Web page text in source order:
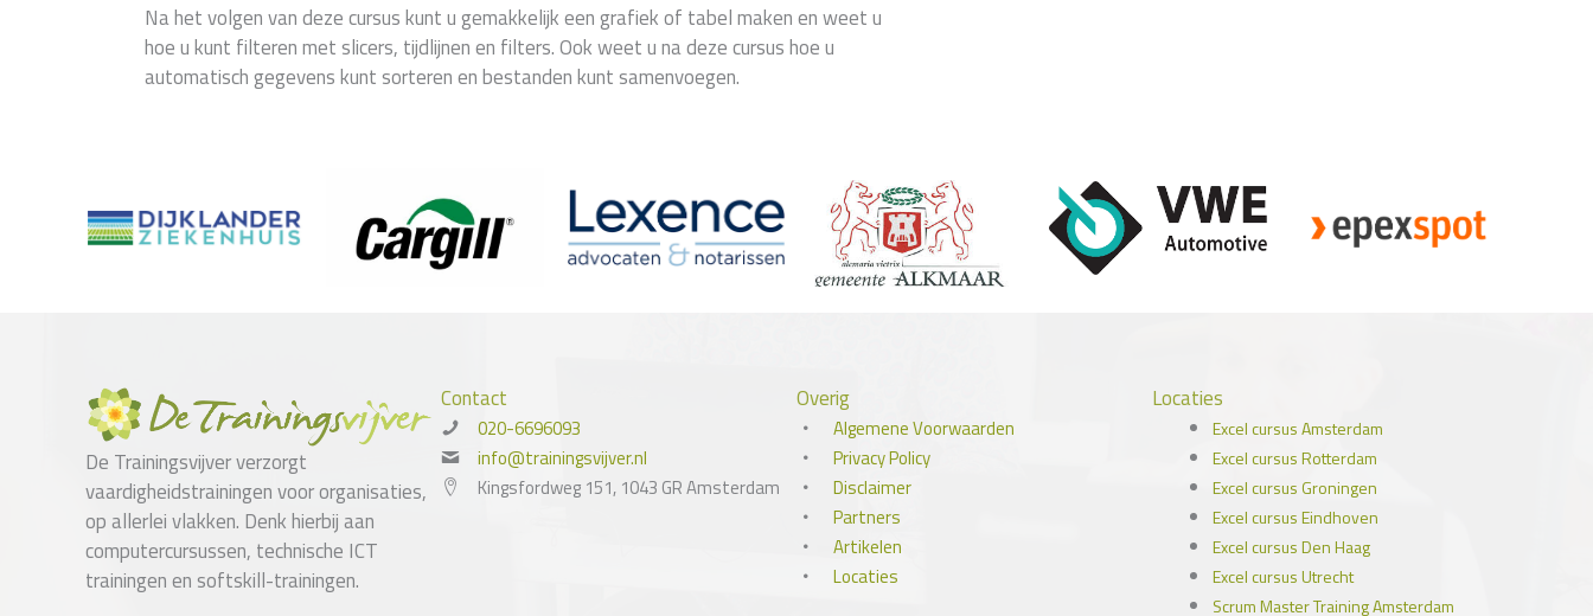
Na het volgen van deze cursus kunt u gemakkelijk een grafiek of tabel maken en weet u
hoe u kunt filteren met slicers, tijdlijnen en filters. Ook weet u na deze cursus hoe u
automatisch gegevens kunt sorteren en bestanden kunt samenvoegen.
De Trainingsvijver verzorgt
vaardigheidstrainingen voor organisaties,
op allerlei vlakken. Denk hierbij aan
computercursussen, technische ICT
trainingen en softskill-trainingen.
Contact
020-6696093
info@trainingsvijver.nl
Kingsfordweg 151, 1043 GR Amsterdam
Overig
Algemene Voorwaarden
Privacy Policy
Disclaimer
Partners
Artikelen
Locaties
Locaties
Excel cursus Amsterdam
Excel cursus Rotterdam
Excel cursus Groningen
Excel cursus Eindhoven
Excel cursus Den Haag
Excel cursus Utrecht
Scrum Master Training Amsterdam